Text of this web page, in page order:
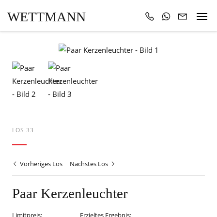
WETTMANN
LOS 33
Vorheriges Los Nächstes Los
Paar Kerzenleuchter
Limitpreis: Erzieltes Ergebnis: